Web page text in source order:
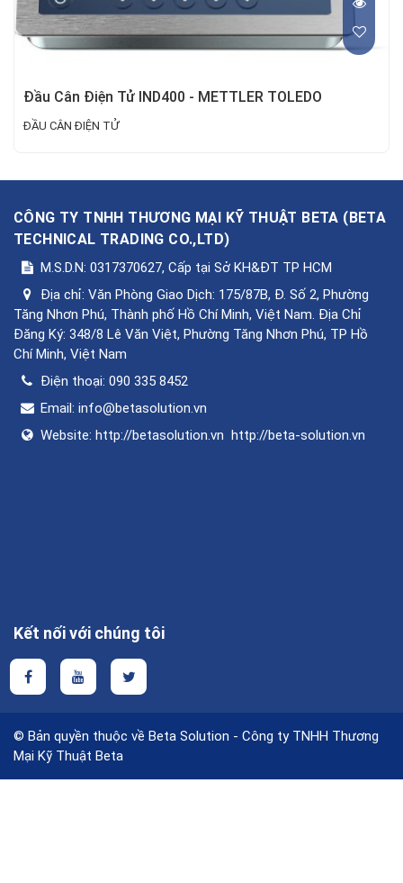
Đầu Cân Điện Tử IND400 - METTLER TOLEDO
ĐẦU CÂN ĐIỆN TỬ
CÔNG TY TNHH THƯƠNG MẠI KỸ THUẬT BETA (BETA
TECHNICAL TRADING CO.,LTD)
M.S.D.N: 0317370627, Cấp tại Sở KH&ĐT TP HCM
Địa chỉ: Văn Phòng Giao Dịch: 175/87B, Đ. Số 2, Phường
Tăng Nhơn Phú, Thành phố Hồ Chí Minh, Việt Nam. Địa Chỉ
Đăng Ký: 348/8 Lê Văn Việt, Phường Tăng Nhơn Phú, TP Hồ
Chí Minh, Việt Nam
Điện thoại: 090 335 8452
Email: info@betasolution.vn
Website: http://betasolution.vn http://beta-solution.vn
Kết nối với chúng tôi
© Bản quyền thuộc về Beta Solution - Công ty TNHH Thương
Mại Kỹ Thuật Beta